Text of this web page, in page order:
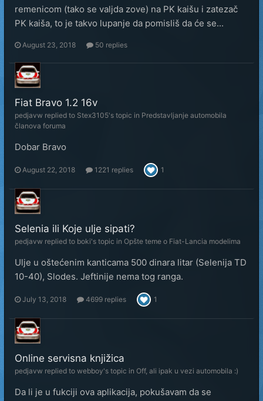
remenicom (tako se valjda zove) na PK kaišu i zatezač
PK kaiša, to je takvo lupanje da pomisliš da će se...
August 23, 2018 50 replies
Fiat Bravo 1.2 16v
pedjavw replied to Stex3105's topic in Predstavljanje automobila
članova foruma
Dobar Bravo
August 22, 2018 1221 replies 1
Selenia ili Koje ulje sipati?
pedjavw replied to boki's topic in Opšte teme o Fiat-Lancia modelima
Ulje u oštećenim kanticama 500 dinara litar (Selenija TD
10-40), Slodes. Jeftinije nema tog ranga.
July 13, 2018 4699 replies 1
Online servisna knjižica
pedjavw replied to webboy's topic in Off, ali ipak u vezi automobila :)
Da li je u fukciji ova aplikacija, pokušavam da se